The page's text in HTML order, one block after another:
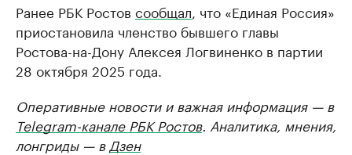
Ранее РБК Ростов сообщал , что «Единая Россия»
приостановила членство бывшего главы
Ростова-на-Дону Алексея Логвиненко в партии
28 октября 2025 года.
Оперативные новости и важная информация — в
Telegram-канале РБК Ростов. Аналитика, мнения,
лонгриды — в Дзен